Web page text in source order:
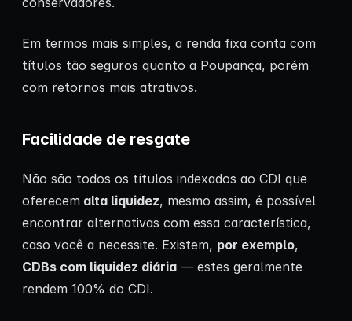
Em termos mais simples, a renda fixa conta com
títulos tão seguros quanto a Poupança, porém
com retornos mais atrativos.
Facilidade de resgate
Não são todos os títulos indexados ao CDI que
oferecem alta liquidez, mesmo assim, é possível
encontrar alternativas com essa característica,
caso você a necessite. Existem, por exemplo,
CDBs com liquidez diária — estes geralmente
rendem 100% do CDI.